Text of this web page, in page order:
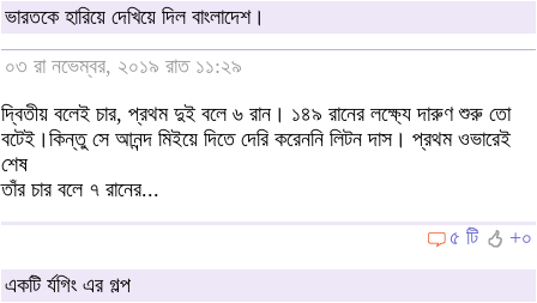
ভারতকে হারিয়ে দেখিয়ে দিল বাংলাদেশ।
০৩ রা নভেম্বর, ২০১৯ রাত ১১:২৯
দ্বিতীয় বলেই চার, প্রথম দুই বলে ৬ রান। ১৪৯ রানের লক্ষ্যে দারুণ শুরু তো
বটেই।কিন্তু সে আনন্দ মিইয়ে দিতে দেরি করেননি লিটন দাস। প্রথম ওভারেই
শেষ
তাঁর চার বলে ৭ রানের...
৫ টি
+০
একটি র্যগিং এর গল্প